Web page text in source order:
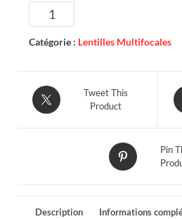
quantité
de
TOTAL30
6
Catégorie : Lentilles Multifocales
Tweet This
Product
Pin
Description Informations